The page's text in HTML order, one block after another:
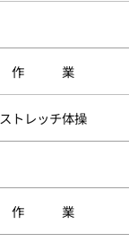
作 業
ストレッチ体操
作 業